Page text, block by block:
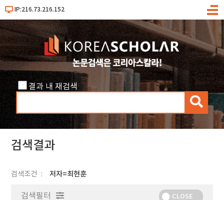
IP:216.73.216.152
메
결과 내 재검색
검
색
검색결과
검색조건 저자=최현훈
검색필터 CLOSE